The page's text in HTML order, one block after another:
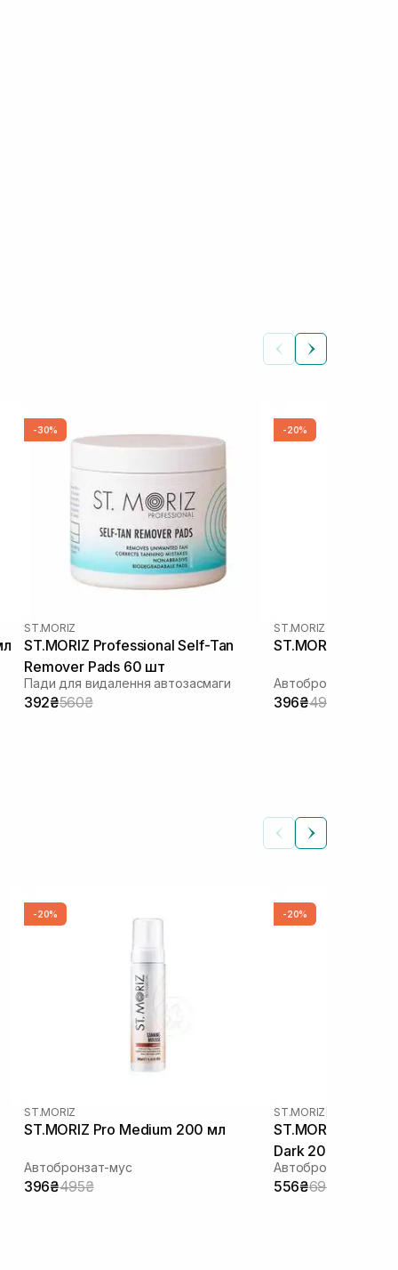
-30%
ST.MORIZ
ST.MORIZ Professional Self-Tan
Remover Pads 60 шт
Пади для видалення автозасмаги
392₴560₴
-20%
ST.MORIZ
ST.MORIZ Pro
Автобронзат-мус
396₴495₴
-20%
ST.MORIZ
ST.MORIZ Pro Medium 200 мл
Автобронзат-мус
396₴495₴
-20%
ST.MORIZ
ST.MORIZ
Dark 200 мл
Автобронзатор-
556₴695₴